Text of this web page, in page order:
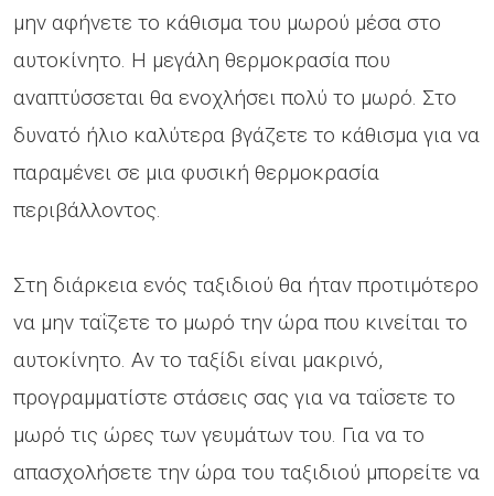
μην αφήνετε το κάθισμα του μωρού μέσα στο
αυτοκίνητο. Η μεγάλη θερμοκρασία που
αναπτύσσεται θα ενοχλήσει πολύ το μωρό. Στο
δυνατό ήλιο καλύτερα βγάζετε το κάθισμα για να
παραμένει σε μια φυσική θερμοκρασία
περιβάλλοντος.
Στη διάρκεια ενός ταξιδιού θα ήταν προτιμότερο
να μην ταΐζετε το μωρό την ώρα που κινείται το
αυτοκίνητο. Αν το ταξίδι είναι μακρινό,
προγραμματίστε στάσεις σας για να ταΐσετε το
μωρό τις ώρες των γευμάτων του. Για να το
απασχολήσετε την ώρα του ταξιδιού μπορείτε να